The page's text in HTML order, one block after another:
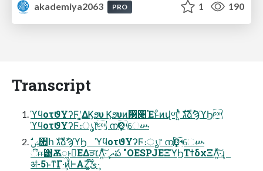
akademiya2063
PRO 1 190
Transcript
ϓϥοτϑΥʔϜʹ͓͚ΔϏϧυ Ϗϧυͷ࢓૊Έͱͦͷվળʹ͍ͭͯ גࣜձࣾϠϓϦ
ϓϥοτϑΥʔϜ։ൃ෦ നҪେሡ
ීஈ͸ѪೣͱٔΕΔੜ׆Λ͍ͯ͠·͢ ދప "OESPJEΞϓϦΤϯδχΞΛ͍ͯ͠·͢ɻ
ॳ-5ͱͳΓ·͢ͷͰΑΖ͓͘͠ئ͍͠·͢